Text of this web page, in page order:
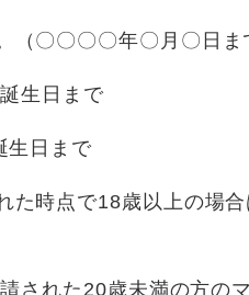
（〇〇〇〇年〇月〇日ま
生日まで
生日まで
た時点で18歳以上の場
された20歳未満の方の